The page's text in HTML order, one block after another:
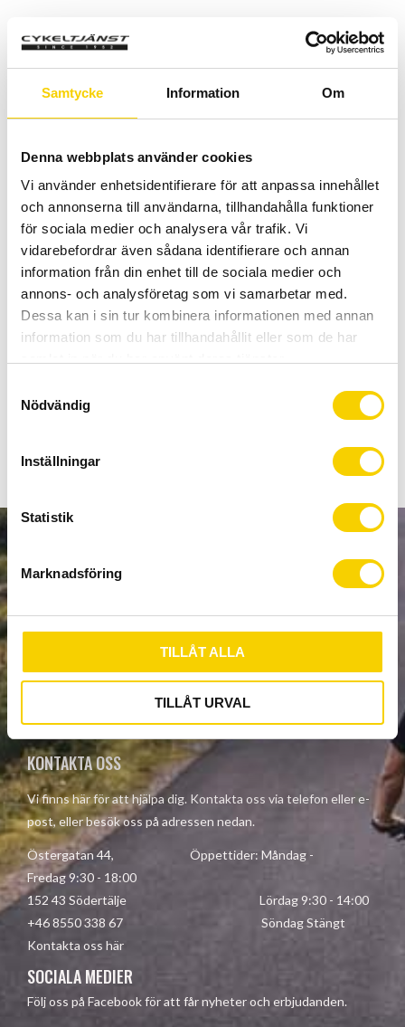
Samtycke Information Om
Denna webbplats använder cookies
Vi använder enhetsidentifierare för att anpassa innehållet
och annonserna till användarna, tillhandahålla funktioner
för sociala medier och analysera vår trafik. Vi
vidarebefordrar även sådana identifierare och annan
information från din enhet till de sociala medier och
annons- och analysföretag som vi samarbetar med.
Dessa kan i sin tur kombinera informationen med annan
information som du har tillhandahållit eller som de har
s
v
a
l
Nödvändig
Inställningar
Statistik
Marknadsföring
TILLÅT ALLA
TILLÅT URVAL
249:-
Antal
Lagerstatus
30 st i lager
Artikelnr
4120006000000
Dubbelverkande som fyller luften snabbt.
PRENUMERERA
Dina personuppgifter behandlas i enlighet med vår
KONTAKTA OSS
Vi finns här för att hjälpa dig. Kontakta oss via telefon eller e-
post, eller besök oss på adressen nedan.
Östergatan 44, Öppettider: Måndag -
Fredag 9:30 - 18:00
152 43 Södertälje Lördag 9:30 - 14:00
+46 8550 338 67 Söndag Stängt
Kontakta oss här
SOCIALA MEDIER
Följ oss på Facebook för att får nyheter och erbjudanden.